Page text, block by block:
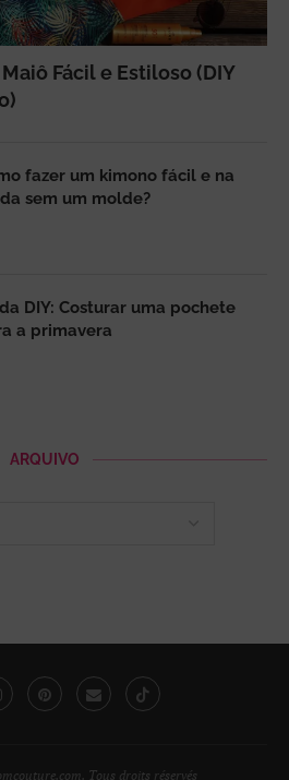
Fácil e Estiloso (DIY
fazer um kimono fácil e na
sem um molde?
DIY: Costurar uma pochete
a primavera
ARQUIVO
Tous droits réservés